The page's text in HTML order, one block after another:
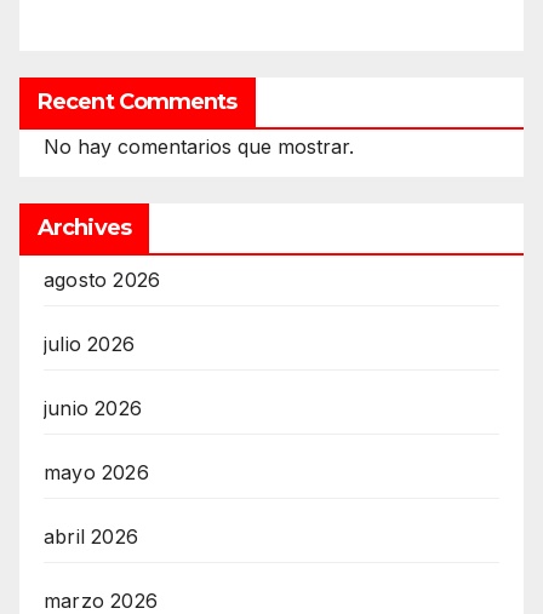
Recent Comments
No hay comentarios que mostrar.
Archives
agosto 2026
julio 2026
junio 2026
mayo 2026
abril 2026
marzo 2026